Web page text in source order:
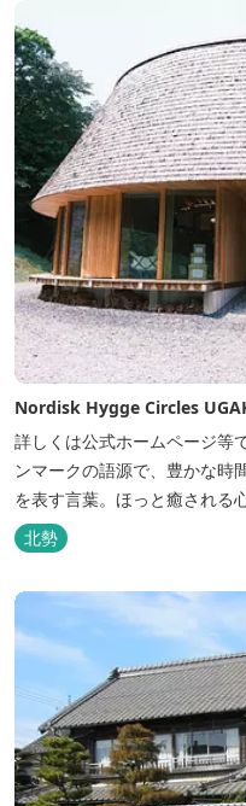
Nordisk Hygge Circles
詳しくは公式ホームページ等でご確認く
ンマークの語源で、豊かな時
を表す言葉。ほっと癒される
て得られる幸福感のことです
「Nordisk（ノルディスク）
北勢